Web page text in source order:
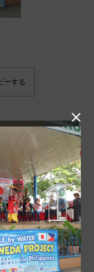
ーする
